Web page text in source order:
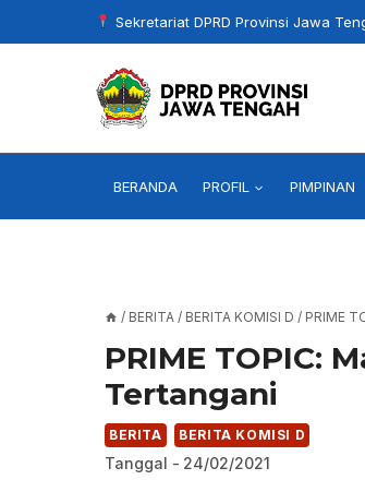
to
Sekretariat DPRD Provinsi Jawa
BERANDA PROFIL PIMPINAN
/ BERITA / BERITA KOMISI D / PRIME
PRIME TOPIC:
Tertangani
BERITA BERITA KOMISI D
Tanggal - 24/02/2021